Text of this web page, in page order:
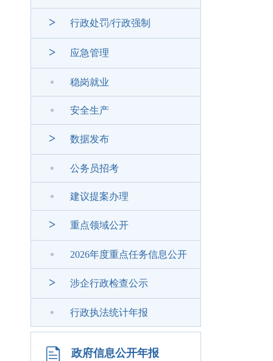
> 行政处罚/行政强制
> 应急管理
稳岗就业
安全生产
> 数据发布
公务员招考
建议提案办理
> 重点领域公开
2026年度重点任务信息公开
> 涉企行政检查公示
行政执法统计年报
政府信息公开年报